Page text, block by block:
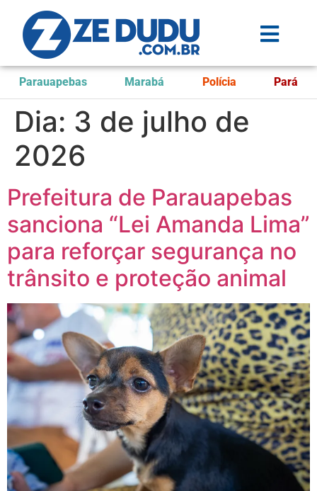
Parauapebas Marabá Polícia Pará
Dia: 3 de julho de
2026
Prefeitura de Parauapebas
sanciona “Lei Amanda Lima”
para reforçar segurança no
trânsito e proteção animal